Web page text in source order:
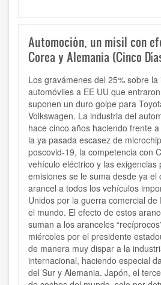
Automoción, un misil con
Corea y Alemania (Cinco
Los gravámenes del 25% sobre
automóviles a EE UU que
suponen un duro golpe para
Volkswagen. La industria del
hace cinco años haciendo frente
la ya pasada escasez de
poscovid-19, la competencia con
vehículo eléctrico y las exigencias
emisiones se le suma desde ya el
arancel a todos los vehículos
Unidos por la guerra comercial
el mundo. El efecto de estos
suman a los aranceles
miércoles por el presidente
de manera muy dispar a la
internacional, haciendo especial
del Sur y Alemania. Japón, el